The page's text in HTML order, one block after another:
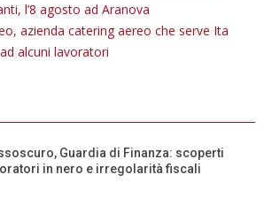
l’8 agosto ad Aranova
azienda catering aereo che serve Ita
alcuni lavoratori
Guardia di Finanza: scoperti
in nero e irregolarità fiscali